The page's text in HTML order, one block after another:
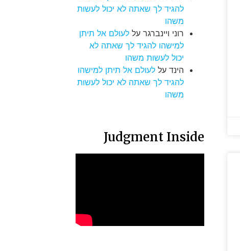
להגיד לך שאתה לא יכול לעשות
משהו
רוני ויינברגר עללעולם אל תיתן
למישהו להגיד לך שאתה לא
יכול לעשות משהו
הינד עללעולם אל תיתן למישהו
להגיד לך שאתה לא יכול לעשות
משהו
Judgment Inside